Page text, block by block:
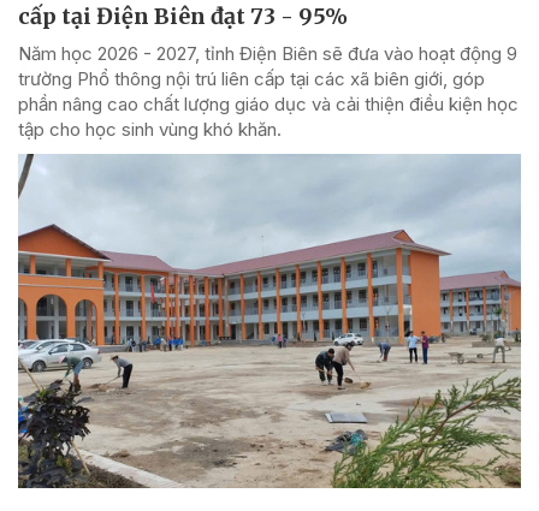
cấp tại Điện Biên đạt 73 - 95%
Năm học 2026 - 2027, tỉnh Điện Biên sẽ đưa vào hoạt động 9
trường Phổ thông nội trú liên cấp tại các xã biên giới, góp
phần nâng cao chất lượng giáo dục và cải thiện điều kiện học
tập cho học sinh vùng khó khăn.